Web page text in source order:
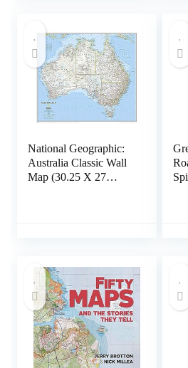
National Geographic:
Australia Classic Wall
Map (30.25 X 27